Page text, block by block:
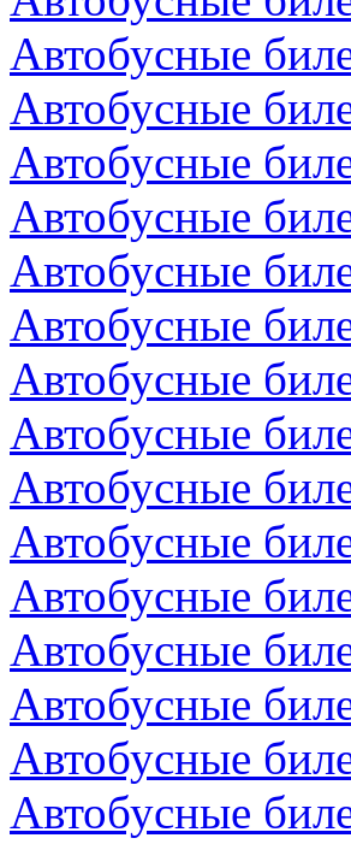
Автобусные
Автобусные
Автобусные
Автобусные
Автобусные
Автобусные
Автобусные
Автобусные
Автобусные
Автобусные
Автобусные
Автобусные
Автобусные
Автобусные
Автобусные